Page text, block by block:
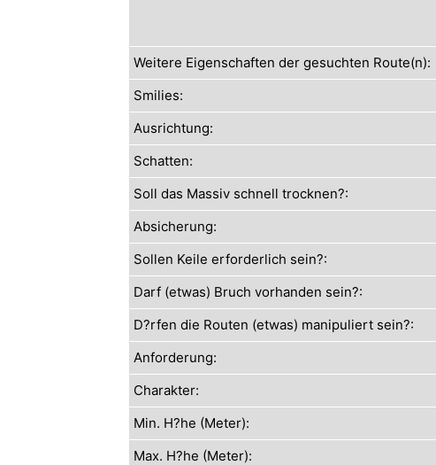
Weitere Eigenschaften der gesuchten Route(n):
Smilies:
Ausrichtung:
Schatten:
Soll das Massiv schnell trocknen?:
Absicherung:
Sollen Keile erforderlich sein?:
Darf (etwas) Bruch vorhanden sein?:
D?rfen die Routen (etwas) manipuliert sein?:
Anforderung:
Charakter:
Min. H?he (Meter):
Max. H?he (Meter):